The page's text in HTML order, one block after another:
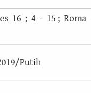
16 : 4 - 15 ;
Putih